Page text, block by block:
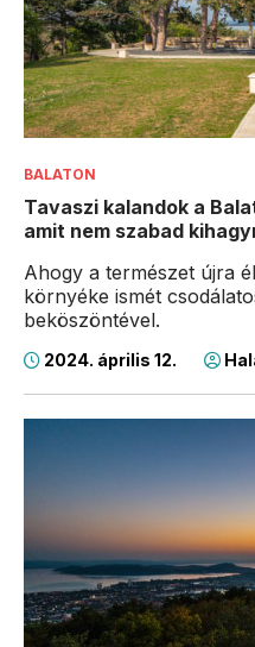
BALATON
Tavaszi kalandok a
amit nem szabad
Ahogy a természet újra
környéke ismét
beköszöntével.
2024. április 12.